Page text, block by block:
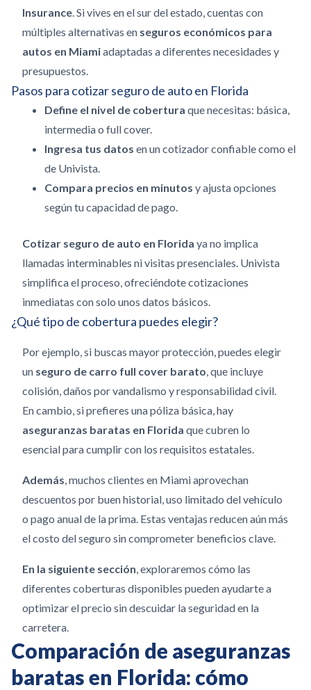
Insurance. Si vives en el sur del estado, cuentas con
múltiples alternativas en seguros económicos para
autos en Miamiadaptadas a diferentes necesidades y
presupuestos.
Pasos para cotizar seguro de auto en Florida
Define el nivel de cobertura que necesitas: básica,
intermedia o full cover.
Ingresa tus datos en un cotizador confiable como el
de Univista.
Compara precios en minutos y ajusta opciones
según tu capacidad de pago.
Cotizar seguro de auto en Florida ya no implica
llamadas interminables ni visitas presenciales. Univista
simplifica el proceso, ofreciéndote cotizaciones
inmediatas con solo unos datos básicos.
¿Qué tipo de cobertura puedes elegir?
Por ejemplo, si buscas mayor protección, puedes elegir
un seguro de carro full cover barato, que incluye
colisión, daños por vandalismo y responsabilidad civil.
En cambio, si prefieres una póliza básica, hay
aseguranzas baratas en Florida que cubren lo
esencial para cumplir con los requisitos estatales.
Además, muchos clientes en Miami aprovechan
descuentos por buen historial, uso limitado del vehículo
o pago anual de la prima. Estas ventajas reducen aún más
el costo del seguro sin comprometer beneficios clave.
En la siguiente sección, exploraremos cómo las
diferentes coberturas disponibles pueden ayudarte a
optimizar el precio sin descuidar la seguridad en la
carretera.
Comparación de aseguranzas
baratas en Florida: cómo